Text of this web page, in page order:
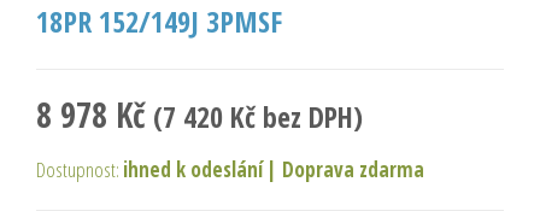
18PR 152/149J 3PMSF
8 978 Kč (7 420 Kč bez DPH)
Dostupnost: ihned k odeslání | Doprava zdarma